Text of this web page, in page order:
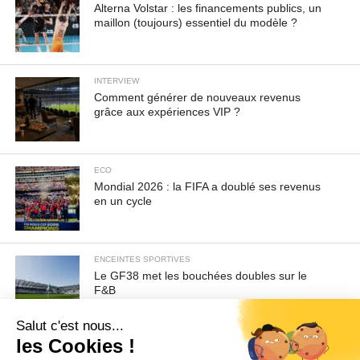
Alterna Volstar : les financements publics, un
maillon (toujours) essentiel du modèle ?
INTERVIEW
Comment générer de nouveaux revenus
grâce aux expériences VIP ?
ECO
Mondial 2026 : la FIFA a doublé ses revenus
en un cycle
ENCEINTES SPORTIVES
Le GF38 met les bouchées doubles sur le
F&B